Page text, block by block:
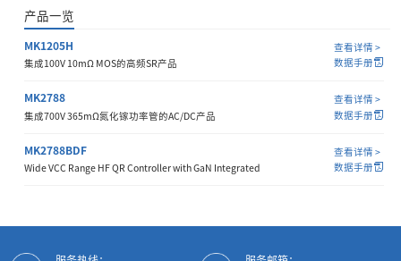
产品一览
MK1205H
集成100V 10mΩ MOS的高频SR产品
查看详情 >
数据手册
MK2788
集成700V 365mΩ氮化镓功率管的AC/DC产品
查看详情 >
数据手册
MK2788BDF
Wide VCC Range HF QR Controller with GaN Integrated
查看详情 >
数据手册